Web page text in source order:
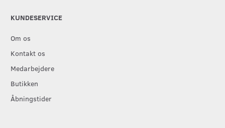
KUNDESERVICE
Om os
Kontakt os
Medarbejdere
Butikken
Åbningstider